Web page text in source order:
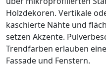
Holzdekoren. Vertikale
kaschierte Nähte und
setzen Akzente.
Trendfarben erlauben
Fassade und Fenstern.